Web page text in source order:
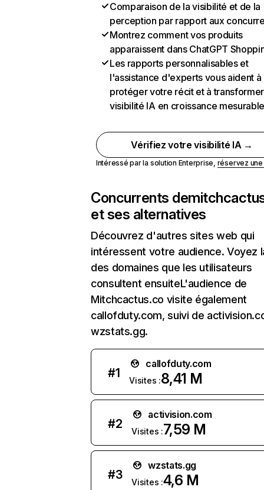
Comparaison de la visibilité et de la
perception par rapport aux
Montrez comment vos produits
apparaissent dans ChatGPT
Les rapports personnalisables et
l'assistance d'experts vous aident à
protéger votre récit et à
visibilité IA en croissance
Vérifiez votre visibilité IA →
Intéressé par la solution Enterprise, réservez
Concurrents de
et ses alternatives
Découvrez d'autres sites web qui
intéressent votre audience. Voyez
des domaines que les utilisateurs
consultent ensuiteL'audience de
Mitchcactus.co visite également
callofduty.com, suivi de
wzstats.gg.
#1
callofduty.com
Visites :8,41 M
#2
activision.com
Visites :7,59 M
#3
wzstats.gg
Visites :4,6 M